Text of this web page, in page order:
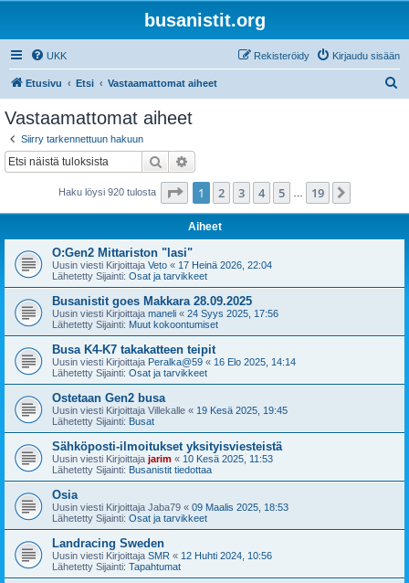
busanistit.org
UKK Kirjaudu sisään
Rekisteröidy
Etusivu Etsi Vastaamattomat aiheet
Vastaamattomat aiheet
Siirry tarkennettuun hakuun
Etsi
Haku löysi 920 tulosta Sivu /19
1 2 3 4 5 19
Aiheet
O:Gen2 Mittariston "lasi"
Uusin viesti Kirjoittaja Veto « 17 Heinä 2026, 22:04
Lähetetty Sijainti: Osat ja tarvikkeet
Busanistit goes Makkara 28.09.2025
Uusin viesti Kirjoittaja maneli « 24 Syys 2025, 17:56
Lähetetty Sijainti: Muut kokoontumiset
Busa K4-K7 takakatteen teipit
Uusin viesti Kirjoittaja Peralka@59 « 16 Elo 2025, 14:14
Lähetetty Sijainti: Osat ja tarvikkeet
Ostetaan Gen2 busa
Uusin viesti Kirjoittaja Villekalle « 19 Kesä 2025, 19:45
Lähetetty Sijainti: Busat
Sähköposti-ilmoitukset yksityisviesteistä
Uusin viesti Kirjoittaja jarim « 10 Kesä 2025, 11:53
Lähetetty Sijainti: Busanistit tiedottaa
Osia
Uusin viesti Kirjoittaja Jaba79 « 09 Maalis 2025, 18:53
Lähetetty Sijainti: Osat ja tarvikkeet
Landracing Sweden
Uusin viesti Kirjoittaja SMR « 12 Huhti 2024, 10:56
Lähetetty Sijainti: Tapahtumat